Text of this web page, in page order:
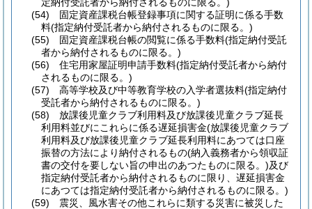
(54)
固定資産課税台帳登録事項に関する証明に係る手数
料(指定納付受託者から納付されるものに限る。)
(55)
固定資産課税台帳の閲覧に係る手数料(指定納付受託
者から納付されるものに限る。)
(56)
住宅用家屋証明申請手数料(指定納付受託者から納付
されるものに限る。)
(57)
高等学校及び中等教育学校の入学者選抜料(指定納付
受託者から納付されるものに限る。)
(58)
放課後児童クラブ利用料及び放課後児童クラブ延長
利用料並びにこれらに係る遅延損害金(放課後児童クラブ
利用料及び放課後児童クラブ延長利用料にあつては口座
振替の方法により納付されるもの(納入義務者から領収証
書の交付を要しない旨の申出のあつたものに限る。)及び
指定納付受託者から納付されるものに限り、遅延損害金
にあつては指定納付受託者から納付されるものに限る。)
(59)
震災、風水害その他これらに類する災害に被災した